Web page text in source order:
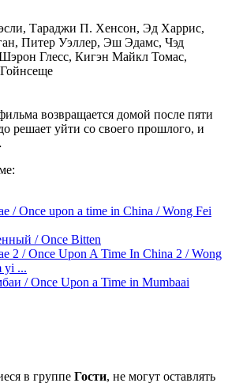
Тараджи П. Хенсон, Эд Харрис,
Питер Уэллер, Эш Эдамс, Чэд
Глесс, Кигэн Майкл Томас,
возвращается домой после пяти
решает уйти со своего прошлого, и
/ Once upon a time in China / Wong Fei
/ Once Bitten
2 / Once Upon A Time In China 2 / Wong
yi ...
/ Once Upon a Time in Mumbaai
в группе Гости, не могут оставлять